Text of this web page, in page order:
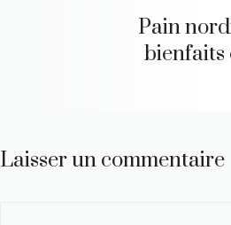
Pain
bienfaits
Laisser un commentaire